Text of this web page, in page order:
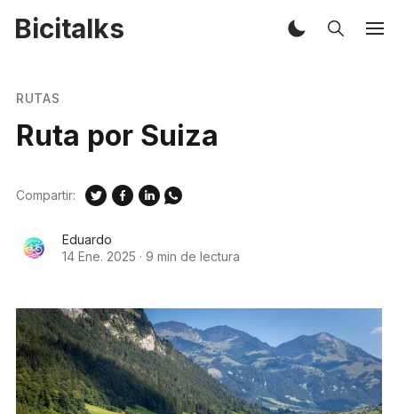
Bicitalks
RUTAS
Ruta por Suiza
Eduardo
14 Ene. 2025 · 9 min de lectura
Compartir: